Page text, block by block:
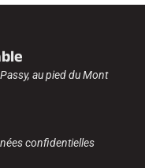
au pied du Mont
confidentielles